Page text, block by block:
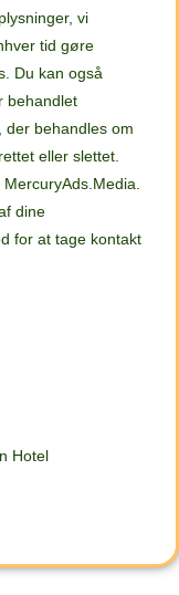
vi
tid gøre
Du kan også
behandlet
der behandles om
eller slettet.
dine
for at tage kontakt
Hotel